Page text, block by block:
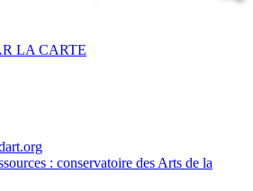
LA CARTE
: conservatoire des Arts de la